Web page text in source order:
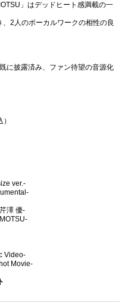
」はデッドヒート感満載の一
2人のボーカルワークの相性の良
に披露済み、ファン待望の音源化
ver.-
澤 優-
Video-
Movie-